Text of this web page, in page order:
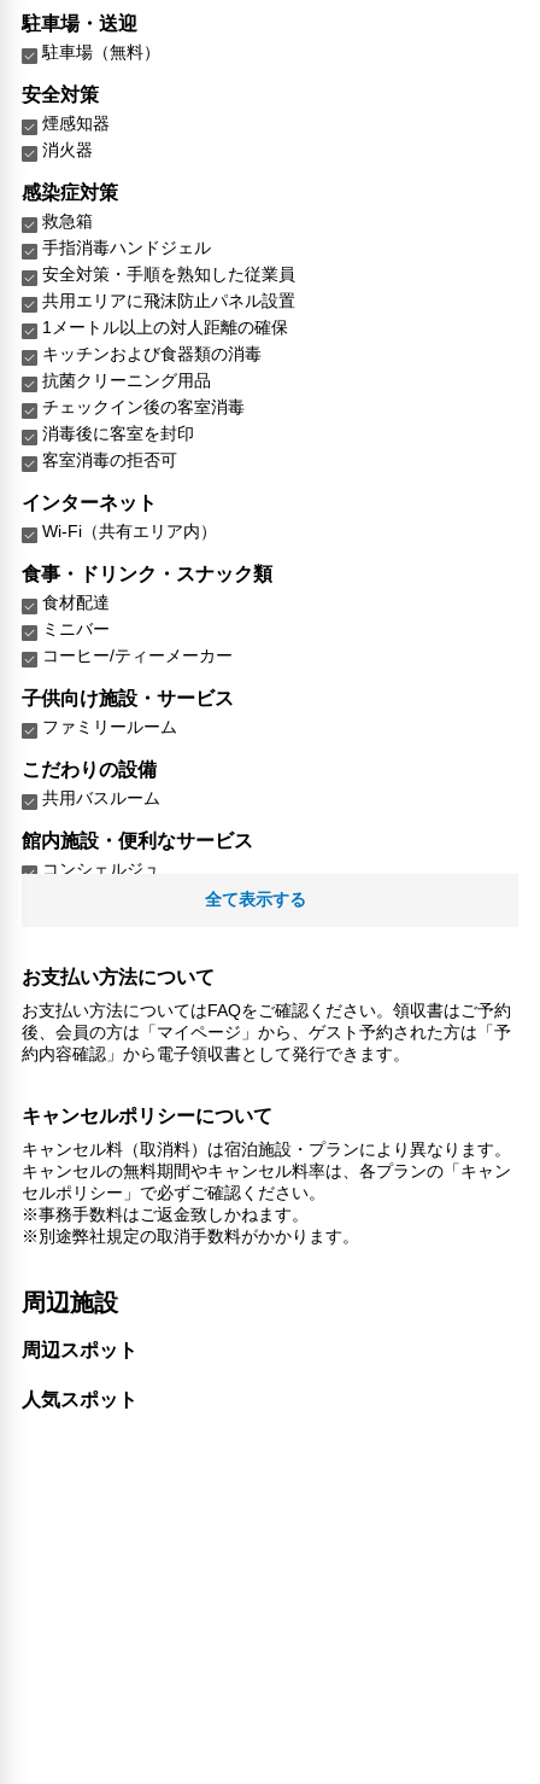
駐車場・送迎
駐車場（無料）
安全対策
煙感知器
消火器
感染症対策
救急箱
手指消毒ハンドジェル
安全対策・手順を熟知した従業員
共用エリアに飛沫防止パネル設置
1メートル以上の対人距離の確保
キッチンおよび食器類の消毒
抗菌クリーニング用品
チェックイン後の客室消毒
消毒後に客室を封印
客室消毒の拒否可
インターネット
Wi-Fi（共有エリア内）
食事・ドリンク・スナック類
食材配達
ミニバー
コーヒー/ティーメーカー
子供向け施設・サービス
ファミリールーム
こだわりの設備
共用バスルーム
館内施設・便利なサービス
コンシェルジュ
日本語
その他サービス
共用ラウンジ/TVエリア
セーフティボックス（フロント）
衣類乾燥機
プライベートエントランス
24時間セキュリティ
コンタクトレス チェックイン/チェックアウト
リネン・衣類の湯洗い
キャッシュレス支払いサービス
洗濯機
談話エリア
全て表示する
お支払い方法について
お支払い方法についてはFAQをご確認ください。領収書はご予約
後、会員の方は「マイページ」から、ゲスト予約された方は「予
約内容確認」から電子領収書として発行できます。
キャンセルポリシーについて
キャンセル料（取消料）は宿泊施設・プランにより異なります。
キャンセルの無料期間やキャンセル料率は、各プランの「キャン
セルポリシー」で必ずご確認ください。
※事務手数料はご返金致しかねます。
※別途弊社規定の取消手数料がかかります。
周辺施設
周辺スポット
人気スポット